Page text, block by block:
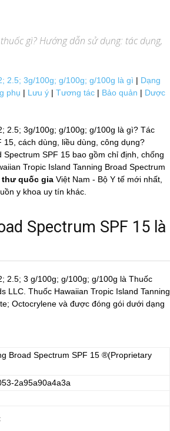
gì? Hướng dẫn sử dụng: tác dụng,
2.5; 3g/100g; g/100g; g/100g là gì | Dạng
phụ | Lưu ý | Tương tác | Bảo quản | Dược
2.5; 3g/100g; g/100g; g/100g là gì? Tác
15, cách dùng, liều dùng, công dụng?
SPF 15 bao gồm chỉ định, chống
Tropic Island Tanning Broad Spectrum
thư quốc gia Việt Nam - Bộ Y tế mới nhất,
y khoa uy tín khác.
Spectrum SPF 15 là
2.5; 3 g/100g; g/100g; g/100g là Thuốc
LLC. Thuốc Hawaiian Tropic Island Tanning
Octocrylene và được đóng gói dưới dạng
Broad Spectrum SPF 15 ®(Proprietary
2a95a90a4a3a